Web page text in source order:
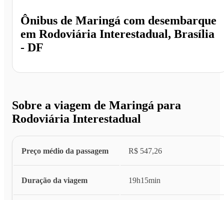
Ônibus de Maringá com desembarque
em Rodoviária Interestadual, Brasília
- DF
Sobre a viagem de Maringá para
Rodoviária Interestadual
Preço médio da passagem R$ 547,26
Duração da viagem 19h15min